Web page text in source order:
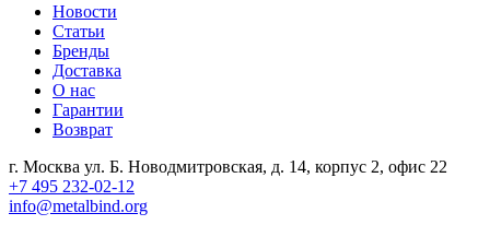
Новости
Статьи
Бренды
Доставка
О нас
Гарантии
Возврат
г. Москва ул. Б. Новодмитровская, д. 14, корпус 2, офис 22
+7 495 232-02-12
info@metalbind.org